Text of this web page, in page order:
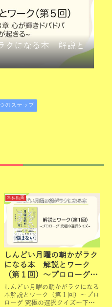
クになる本 解説と
のステップ
無料動画
しんどい月曜の朝かがラク
になる本 解説とワーク
（第１回）～プロローグ
究極の選択クイズ～
しんどい月曜の朝かがラクになる
本解説とワーク（第１回）～プロ
ローグ 究極の選択クイズ～下記